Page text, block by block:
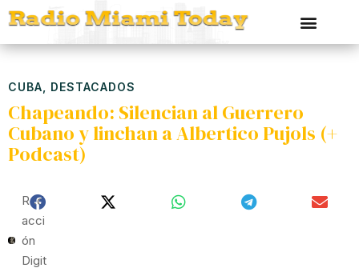
CUBA DESTACADOS
Chapeando: Silencian al Guerrero
Cubano y linchan a Albertico Pujols (+
Podcast)
Red
Acci
Ón
Digit